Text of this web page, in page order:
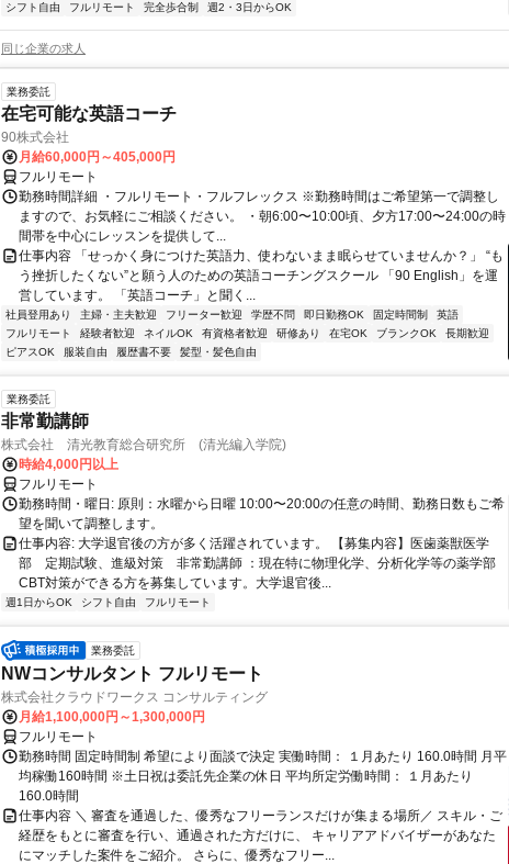
シフト自由 フルリモート 完全歩合制 週2・3日からOK
同じ企業の求人
業務委託
在宅可能な英語コーチ
90株式会社
月給60,000円～405,000円
フルリモート
勤務時間詳細 ・フルリモート・フルフレックス ※勤務時間はご希望第一で調整し
ますので、お気軽にご相談ください。 ・朝6:00〜10:00頃、夕方17:00〜24:00の時
間帯を中心にレッスンを提供して...
仕事内容 「せっかく身につけた英語力、使わないまま眠らせていませんか？」 “も
う挫折したくない”と願う人のための英語コーチングスクール 「90 English」を運
営しています。 「英語コーチ」と聞く...
社員登用あり 主婦・主夫歓迎 フリーター歓迎 学歴不問 即日勤務OK 固定時間制
英語
フルリモート
経験者歓迎 ネイルOK 有資格者歓迎 研修あり 在宅OK ブランクOK
長期歓迎
ピアスOK
服装自由 履歴書不要 髪型・髪色自由
業務委託
非常勤講師
株式会社 清光教育総合研究所 (清光編入学院)
時給4,000円以上
フルリモート
勤務時間・曜日: 原則：水曜から日曜 10:00〜20:00の任意の時間、勤務日数もご希
望を聞いて調整します。
仕事内容: 大学退官後の方が多く活躍されています。 【募集内容】医歯薬獣医学
部 定期試験、進級対策 非常勤講師 ：現在特に物理化学、分析化学等の薬学部
CBT対策ができる方を募集しています。大学退官後...
週1日からOK シフト自由 フルリモート
業務委託
NWコンサルタント フルリモート
株式会社クラウドワークス コンサルティング
月給1,100,000円～1,300,000円
フルリモート
勤務時間 固定時間制 希望により面談で決定 実働時間： １月あたり 160.0時間 月平
均稼働160時間 ※土日祝は委託先企業の休日 平均所定労働時間： １月あたり
160.0時間
仕事内容 ＼ 審査を通過した、優秀なフリーランスだけが集まる場所／ スキル・ご
経歴をもとに審査を行い、通過された方だけに、 キャリアアドバイザーがあなた
にマッチした案件をご紹介。 さらに、優秀なフリー...